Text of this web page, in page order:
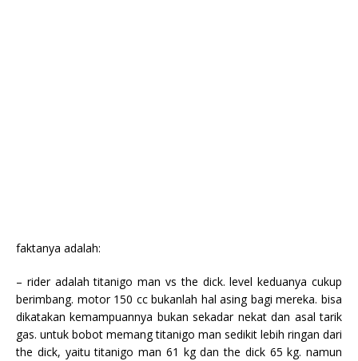
faktanya adalah:
– rider adalah titanigo man vs the dick. level keduanya cukup
berimbang. motor 150 cc bukanlah hal asing bagi mereka. bisa
dikatakan kemampuannya bukan sekadar nekat dan asal tarik
gas. untuk bobot memang titanigo man sedikit lebih ringan dari
the dick, yaitu titanigo man 61 kg dan the dick 65 kg. namun